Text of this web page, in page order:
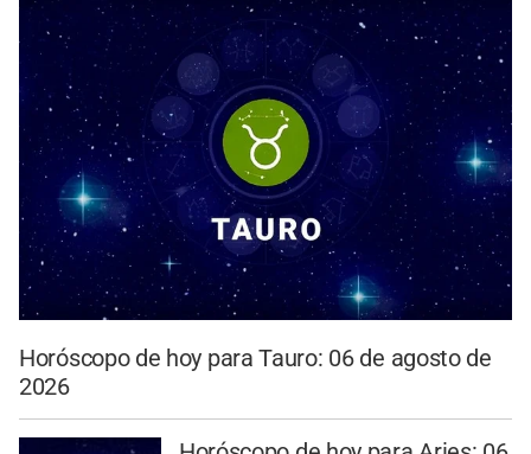
Horóscopo de hoy para Tauro: 06 de agosto de
2026